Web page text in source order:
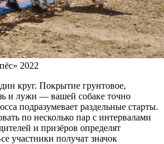
2022
круг. Покрытие грунтовое,
и лужи — вашей собаке точно
подразумевает раздельные старты.
по несколько пар с интервалами
и призёров определят
участники получат значок